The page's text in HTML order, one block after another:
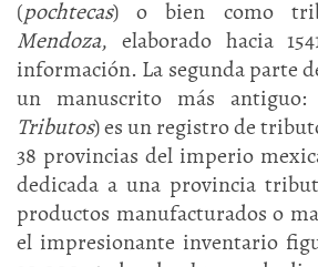
(pochtecas) o bien como
Mendoza, elaborado hacia
información. La segunda parte
un manuscrito más
Tributos) es un registro de
38 provincias del imperio
dedicada a una provincia
productos manufacturados o
el impresionante inventario